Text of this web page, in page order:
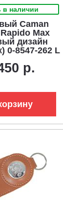
в наличии
Caman
Max
дизайн
0-8547-262 L
р.